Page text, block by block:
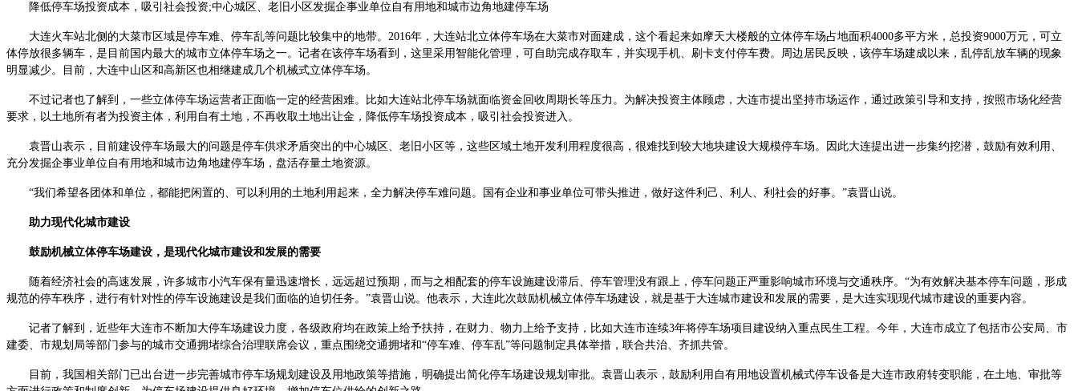
降低停车场投资成本，吸引社会投资;中心城区、老旧小区发掘企事业单位自有用地和城市边角地建停车场
大连火车站北侧的大菜市区域是停车难、停车乱等问题比较集中的地带。2016年，大连站北立体停车场在大菜市对面建成，这个看起来如摩天大楼般的立体停车场占地面积4000多平方米，总投资9000万元，可立
体停放很多辆车，是目前国内最大的城市立体停车场之一。记者在该停车场看到，这里采用智能化管理，可自助完成存取车，并实现手机、刷卡支付停车费。周边居民反映，该停车场建成以来，乱停乱放车辆的现象
明显减少。目前，大连中山区和高新区也相继建成几个机械式立体停车场。
不过记者也了解到，一些立体停车场运营者正面临一定的经营困难。比如大连站北停车场就面临资金回收周期长等压力。为解决投资主体顾虑，大连市提出坚持市场运作，通过政策引导和支持，按照市场化经营
要求，以土地所有者为投资主体，利用自有土地，不再收取土地出让金，降低停车场投资成本，吸引社会投资进入。
袁晋山表示，目前建设停车场最大的问题是停车供求矛盾突出的中心城区、老旧小区等，这些区域土地开发利用程度很高，很难找到较大地块建设大规模停车场。因此大连提出进一步集约挖潜，鼓励有效利用、
充分发掘企事业单位自有用地和城市边角地建停车场，盘活存量土地资源。
“我们希望各团体和单位，都能把闲置的、可以利用的土地利用起来，全力解决停车难问题。国有企业和事业单位可带头推进，做好这件利己、利人、利社会的好事。”袁晋山说。
助力现代化城市建设
鼓励机械立体停车场建设，是现代化城市建设和发展的需要
随着经济社会的高速发展，许多城市小汽车保有量迅速增长，远远超过预期，而与之相配套的停车设施建设滞后、停车管理没有跟上，停车问题正严重影响城市环境与交通秩序。“为有效解决基本停车问题，形成
规范的停车秩序，进行有针对性的停车设施建设是我们面临的迫切任务。”袁晋山说。他表示，大连此次鼓励机械立体停车场建设，就是基于大连城市建设和发展的需要，是大连实现现代城市建设的重要内容。
记者了解到，近些年大连市不断加大停车场建设力度，各级政府均在政策上给予扶持，在财力、物力上给予支持，比如大连市连续3年将停车场项目建设纳入重点民生工程。今年，大连市成立了包括市公安局、市
建委、市规划局等部门参与的城市交通拥堵综合治理联席会议，重点围绕交通拥堵和“停车难、停车乱”等问题制定具体举措，联合共治、齐抓共管。
目前，我国相关部门已出台进一步完善城市停车场规划建设及用地政策等措施，明确提出简化停车场建设规划审批。袁晋山表示，鼓励利用自有用地设置机械式停车设备是大连市政府转变职能，在土地、审批等